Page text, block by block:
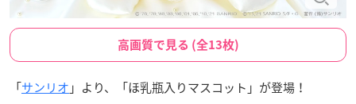
高画質で見る (全13枚)
「サンリオ 」より、「ほ乳瓶入りマスコット」が登場！